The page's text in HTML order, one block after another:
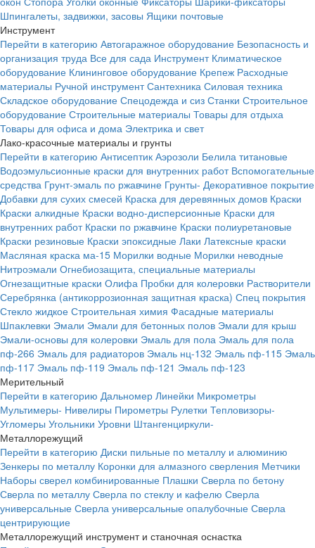
Шпингалеты, задвижки, засовы Ящики почтовые
Инструмент
Перейти в категорию Автогаражное оборудование Безопасность и
организация труда Все для сада Инструмент Климатическое
оборудование Клининговое оборудование Крепеж Расходные
материалы Ручной инструмент Сантехника Силовая техника
Складское оборудование Спецодежда и сиз Станки Строительное
оборудование Строительные материалы Товары для отдыха
Товары для офиса и дома Электрика и свет
Лако-красочные материалы и грунты
Перейти в категорию Антисептик Аэрозоли Белила титановые
Водоэмульсионные краски для внутренних работ Вспомогательные
средства Грунт-эмаль по ржавчине Грунты- Декоративное покрытие
Добавки для сухих смесей Краска для деревянных домов Краски
Краски алкидные Краски водно-дисперсионные Краски для
внутренних работ Краски по ржавчине Краски полиуретановые
Краски резиновые Краски эпоксидные Лаки Латексные краски
Масляная краска ма-15 Морилки водные Морилки неводные
Нитроэмали Огнебиозащита, специальные материалы
Огнезащитные краски Олифа Пробки для колеровки Растворители
Серебрянка (антикоррозионная защитная краска) Спец покрытия
Стекло жидкое Строительная химия Фасадные материалы
Шпаклевки Эмали Эмали для бетонных полов Эмали для крыш
Эмали-основы для колеровки Эмаль для пола Эмаль для пола
пф-266 Эмаль для радиаторов Эмаль нц-132 Эмаль пф-115 Эмаль
пф-117 Эмаль пф-119 Эмаль пф-121 Эмаль пф-123
Мерительный
Перейти в категорию Дальномер Линейки Микрометры
Мультимеры- Нивелиры Пирометры Рулетки Тепловизоры-
Угломеры Угольники Уровни Штангенциркули-
Металлорежущий
Перейти в категорию Диски пильные по металлу и алюминию
Зенкеры по металлу Коронки для алмазного сверления Метчики
Наборы сверел комбинированные Плашки Сверла по бетону
Сверла по металлу Сверла по стеклу и кафелю Сверла
универсальные Сверла универсальные опалубочные Сверла
центрирующие
Металлорежущий инструмент и станочная оснастка